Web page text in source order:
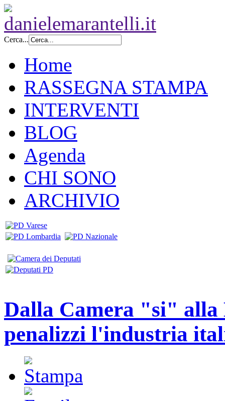
Cerca...
Home
RASSEGNA STAMPA
INTERVENTI
BLOG
Agenda
CHI SONO
ARCHIVIO
Dalla Camera "si" alla
penalizzi l'industria